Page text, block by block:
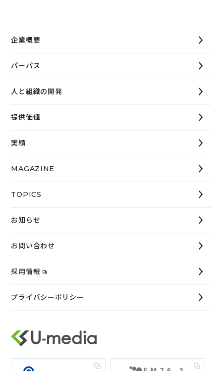
企業概要
パーパス
人と組織の開発
提供価値
実績
MAGAZINE
TOPICS
お知らせ
お問い合わせ
採用情報
プライバシーポリシー